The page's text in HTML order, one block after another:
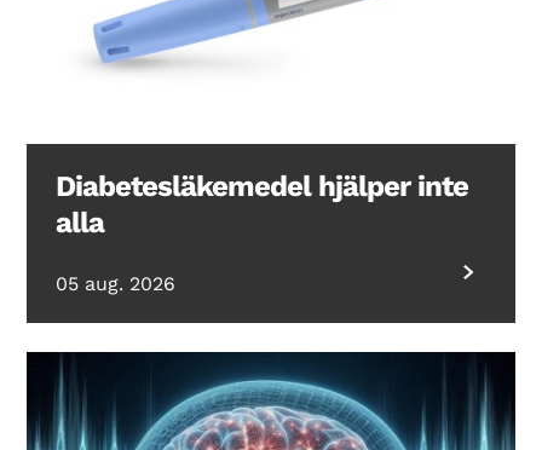
Diabetesläkemedel hjälper inte
alla
05 aug. 2026